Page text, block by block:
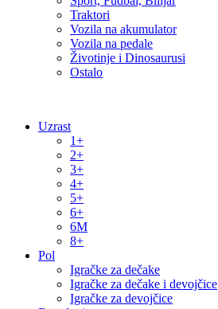
Traktori
Vozila na akumulator
Vozila na pedale
Životinje i Dinosaurusi
Ostalo
Uzrast
1+
2+
3+
4+
5+
6+
6M
8+
Pol
Igračke za dečake
Igračke za dečake i devojčice
Igračke za devojčice